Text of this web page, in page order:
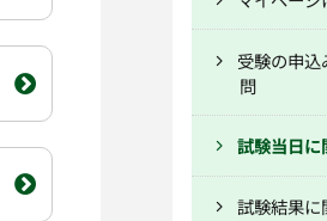
受験の申
問
試験当日に
試験結果に